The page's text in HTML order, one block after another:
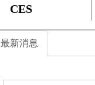
CES
最新消息